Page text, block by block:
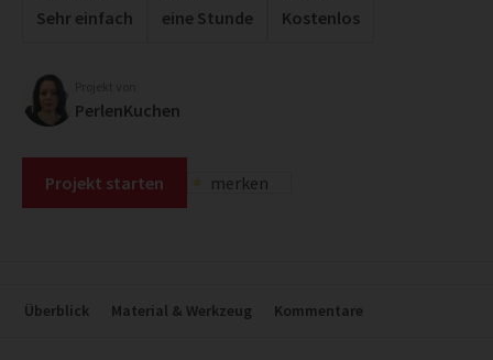
Sehr einfach eine Stunde Kostenlos
PerlenKuchen
Projekt starten merken
Überblick Material & Werkzeug Kommentare